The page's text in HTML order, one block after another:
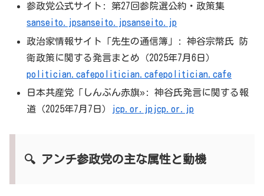
参政党公式サイト: 第27回参院選公約・政策集
sanseito.jpsanseito.jpsanseito.jp
政治家情報サイト「先生の通信簿」: 神谷宗幣氏 防
衛政策に関する発言まとめ（2025年7月6日）
politician.cafepolitician.cafepolitician.cafe
日本共産党「しんぶん赤旗»: 神谷氏発言に関する報
道（2025年7月7日）
jcp.or.jp jcp.or.jp
🔍 アンチ参政党の主な属性と動機